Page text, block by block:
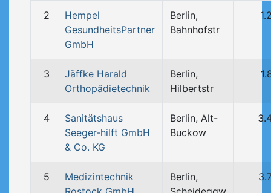
2
Hempel
GesundheitsPartner
GmbH
Berlin,
Bahnhofstr
3
Jäffke Harald
Orthopädietechnik
Berlin,
Hilbertstr
4
Sanitätshaus
Seeger-hilft GmbH
& Co. KG
Berlin, Alt-
Buckow
5
Medizintechnik
Berlin,